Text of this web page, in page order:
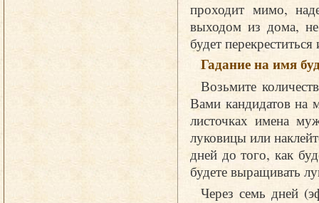
проходит мимо,
выходом из дома, не
будет
Гадание на имя
Возьмите
Вами кандидатов на
листочках имена
луковицы или
дней до того, как
будете выращивать
Через семь дней